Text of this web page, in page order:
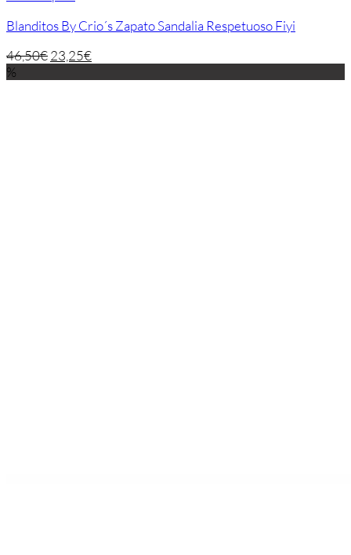
Blanditos By Crio´s Zapato Sandalia Respetuoso Fiyi
46,50€23,25€
%